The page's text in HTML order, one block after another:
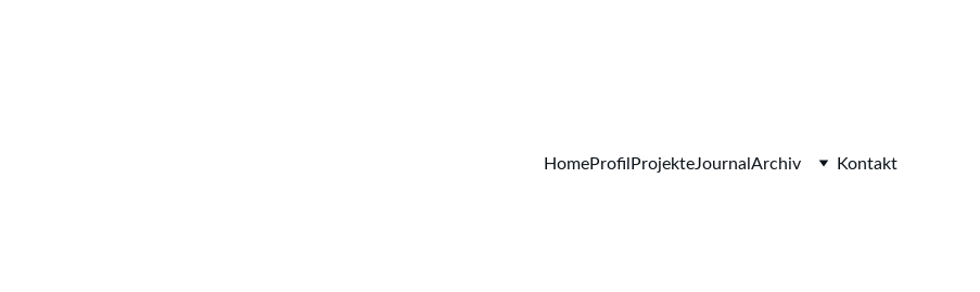
HomeProfilProjekteJournalArchiv Kontakt